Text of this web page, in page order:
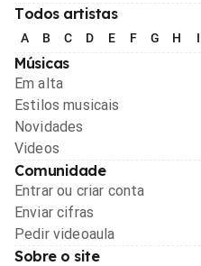
Todos artistas
A B C D E F G H I
Músicas
Em alta
Estilos musicais
Novidades
Videos
Comunidade
Entrar ou criar conta
Enviar cifras
Pedir videoaula
Sobre o site